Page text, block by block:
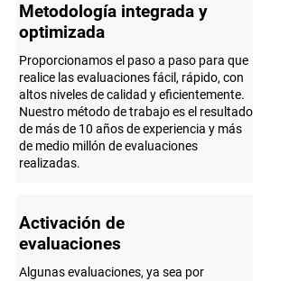
Metodología integrada y
optimizada
Proporcionamos el paso a paso para que
realice las evaluaciones fácil, rápido, con
altos niveles de calidad y eficientemente.
Nuestro método de trabajo es el resultado
de más de 10 años de experiencia y más
de medio millón de evaluaciones
realizadas.
Activación de
evaluaciones
Algunas evaluaciones, ya sea por